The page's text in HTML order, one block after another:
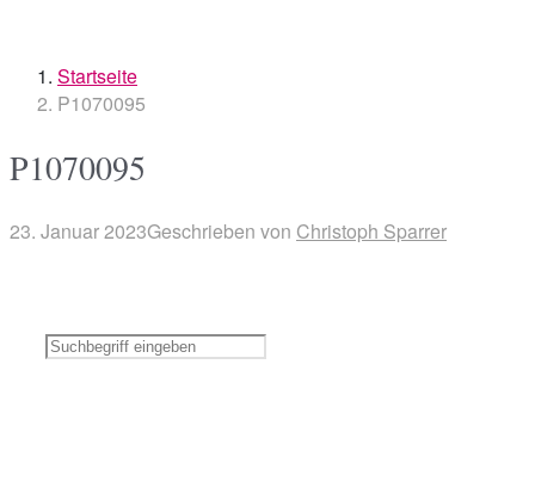
Startseite
P1070095
P1070095
23. Januar 2023Geschrieben von Christoph Sparrer